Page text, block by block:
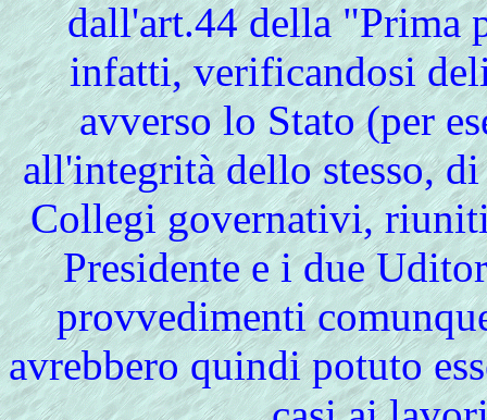
dall'art.44 della "Prima
infatti, verificandosi
avverso lo Stato (per
all'integrità dello stesso,
Collegi governativi,
Presidente e i due
provvedimenti
avrebbero quindi potuto